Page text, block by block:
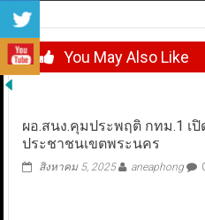
You May Also Like
ผอ.สนง.คุมประพฤติ กทม.1 เ
ประชาชนเขตพระนคร
สิงหาคม 5, 2025 aneaphong